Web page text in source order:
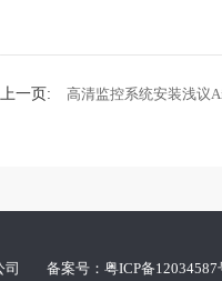
上一页: 高清监控系统安装浅议
司 备案号：粤ICP备12034587